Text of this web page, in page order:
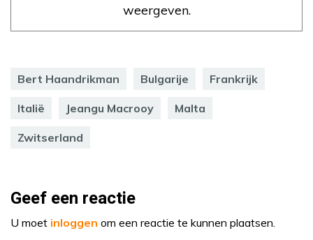
weergeven.
Bert Haandrikman Bulgarije Frankrijk
Italië Jeangu Macrooy Malta
Zwitserland
Geef een reactie
U moet inloggen om een reactie te kunnen plaatsen.